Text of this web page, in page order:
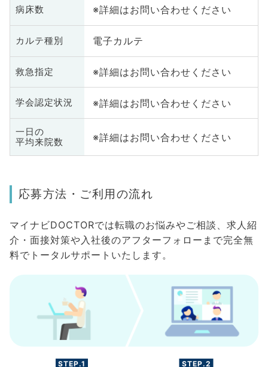
病床数 ※詳細はお問い合わせください
カルテ種別 電子カルテ
救急指定 ※詳細はお問い合わせください
学会認定状況 ※詳細はお問い合わせください
一日の
平均来院数
※詳細はお問い合わせください
応募方法・ご利用の流れ
マイナビDOCTORでは転職のお悩みやご相談、求人紹
介・面接対策や入社後のアフターフォローまで完全無
料でトータルサポートいたします。
STEP.1 STEP.2